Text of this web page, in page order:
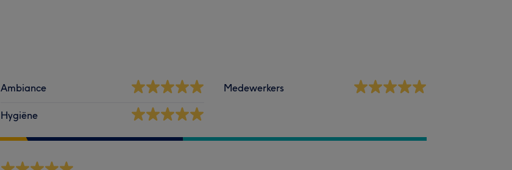
Ambiance
Hygiëne
Medewerkers